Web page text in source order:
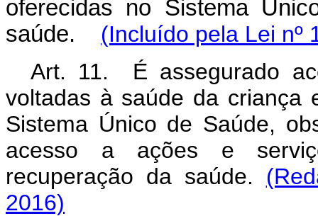
oferecidas no Sistema
saúde.
(Incluído pela Lei nº
Art. 11. É assegurado
voltadas à saúde da criança
Sistema Único de Saúde,
acesso a ações e
recuperação da saúde.
2016)